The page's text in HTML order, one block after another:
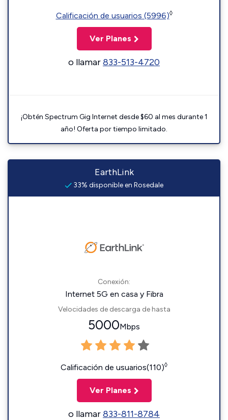
Calificación de usuarios (5996)◊
Ver Planes
o llamar833-513-4720
¡Obtén Spectrum Gig Internet desde $60 al mes durante 1
año! Oferta por tiempo limitado.
EarthLink
33% disponible en Rosedale
Conexión:
Internet 5G en casa y Fibra
Velocidades de descarga de hasta
5000Mbps
Calificación de usuarios(110)◊
Ver Planes
o llamar833-811-8784